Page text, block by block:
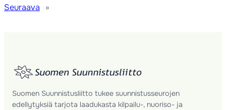
Seuraava
»
Suomen Suunnistusliitto tukee suunnistusseurojen
edellytyksiä tarjota laadukasta kilpailu-, nuoriso- ja